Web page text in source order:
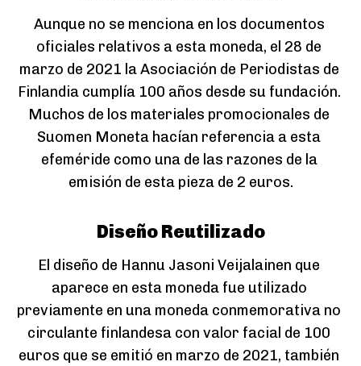
Aunque no se menciona en los documentos
oficiales relativos a esta moneda, el 28 de
marzo de 2021 la Asociación de Periodistas de
Finlandia cumplía 100 años desde su fundación.
Muchos de los materiales promocionales de
Suomen Moneta hacían referencia a esta
efeméride como una de las razones de la
emisión de esta pieza de 2 euros.
Diseño Reutilizado
El diseño de Hannu Jasoni Veijalainen que
aparece en esta moneda fue utilizado
previamente en una moneda conmemorativa no
circulante finlandesa con valor facial de 100
euros que se emitió en marzo de 2021, también